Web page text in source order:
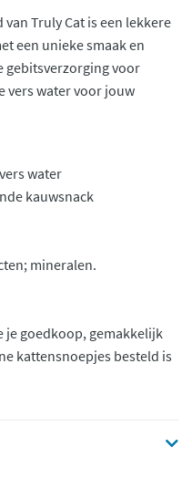
Truly Cat is een lekkere
een unieke smaak en
gebitsverzorging voor
vers water voor jouw
water
kauwsnack
mineralen.
je goedkoop, gemakkelijk
kattensnoepjes besteld is